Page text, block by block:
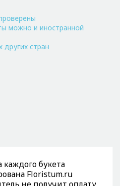
можно и иностранной
других стран
каждого букета
Floristum.ru